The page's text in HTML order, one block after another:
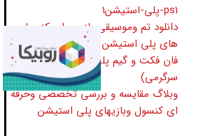
ps1-پلی-استیشن1
دانلود تم وموسیقی بازی برای کنسول
های پلی استیشن
فان فکت و گیم پلی بازیها (خنده و
سرگرمی)
وبلاگ مقایسه و بررسی تخصصی وحرفه
ای کنسول وبازیهای پلی استیشن